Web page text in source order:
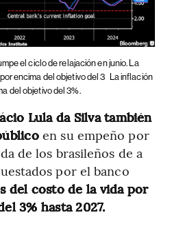
el ciclo de relajación en junio. La
encima del objetivo del 3 La inflación
del objetivo del 3%.
Lula da Silva también
en su empeño por
de los brasileños de a
por el banco
del costo de la vida por
3% hasta 2027.